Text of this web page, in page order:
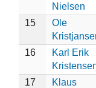
Nielsen
15
Ole
16
Karl Erik
17
Klaus